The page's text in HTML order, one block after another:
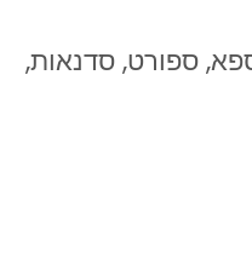
ספורט, סדנאות,